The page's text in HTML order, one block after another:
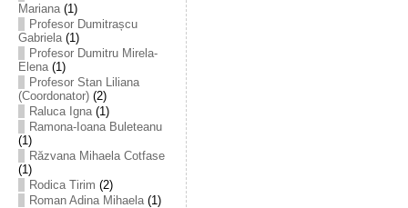
Mariana(1)
Profesor Dumitrașcu
Gabriela(1)
Profesor Dumitru Mirela-
Elena(1)
Profesor Stan Liliana
(Coordonator)(2)
Raluca Igna(1)
Ramona-Ioana Buleteanu
(1)
Răzvana Mihaela Cotfase
(1)
Rodica Tirim (2)
Roman Adina Mihaela(1)